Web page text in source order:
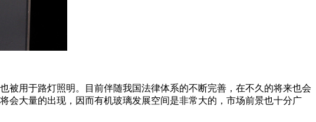
被用于路灯照明。目前伴随我国法律体系的不断完善，在不久的将来也会
会大量的出现，因而有机玻璃发展空间是非常大的，市场前景也十分广